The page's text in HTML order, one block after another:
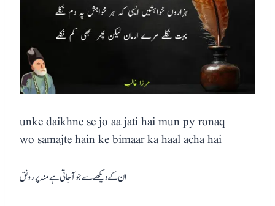
unke daikhne se jo aa jati hai mun py ronaq
wo samajte hain ke bimaar ka haal acha hai
ان کے دیکھے سے جو آ جاتی ہے منہ پر رونق